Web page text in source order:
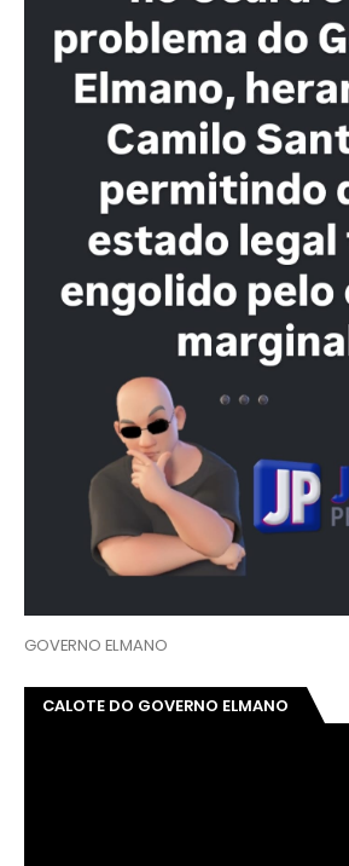
GOVERNO ELMANO
CALOTE DO GOVERNO ELMANO